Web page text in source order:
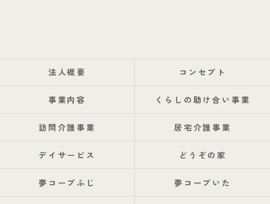
法人概要 コンセプト
事業内容 くらしの助け合い事業
訪問介護事業 居宅介護事業
デイサービス どうぞの家
夢コープふじ 夢コープいた